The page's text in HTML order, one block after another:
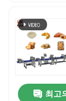
최고